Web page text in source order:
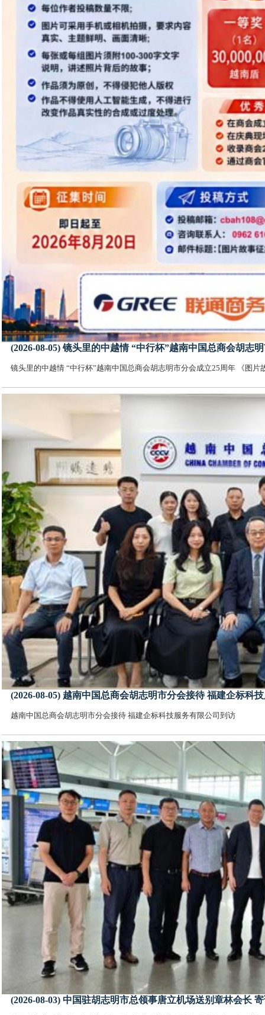
(2026-08-05) 镜头里的中越情 “中行杯”越南中国总商会胡志
镜头里的中越情 “中行杯”越南中国总商会胡志明市分会成立25周年 《图
(2026-08-05) 越南中国总商会胡志明市分会接待 福建企标科
越南中国总商会胡志明市分会接待 福建企标科技服务有限公司到访
(2026-08-03) 中国驻胡志明市总领事唐立机场送别章林会长